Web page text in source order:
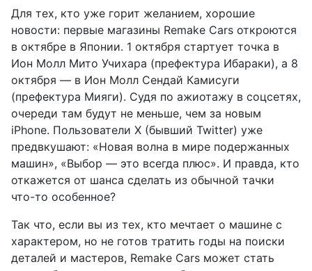
Для тех, кто уже горит желанием, хорошие
новости: первые магазины Remake Cars откроются
в октябре в Японии. 1 октября стартует точка в
Ион Молл Мито Учихара (префектура Ибараки), а 8
октября — в Ион Молл Сендай Камисуги
(префектура Мияги). Судя по ажиотажу в соцсетях,
очереди там будут не меньше, чем за новым
iPhone. Пользователи X (бывший Twitter) уже
предвкушают: «Новая волна в мире подержанных
машин», «Выбор — это всегда плюс». И правда, кто
откажется от шанса сделать из обычной тачки
что-то особенное?
Так что, если вы из тех, кто мечтает о машине с
характером, но не готов тратить годы на поиски
деталей и мастеров, Remake Cars может стать